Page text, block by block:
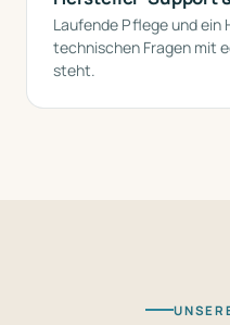
Laufende Pflege und ein
technischen Fragen mit
steht.